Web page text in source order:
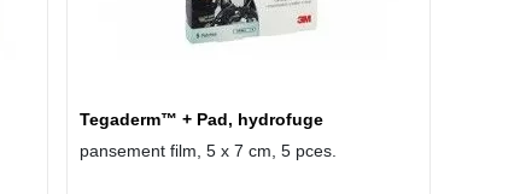
Tegaderm™ + Pad, hydrofuge
pansement film, 5 x 7 cm, 5 pces.